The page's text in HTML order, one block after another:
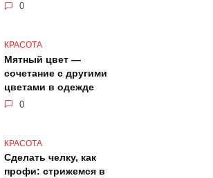
0
КРАСОТА
Мятный цвет —
сочетание с другими
цветами в одежде
0
КРАСОТА
Сделать челку, как
профи: стрижемся в